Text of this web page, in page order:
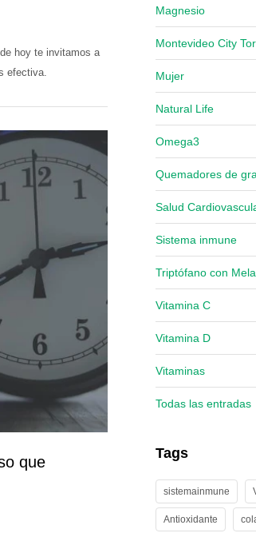
hoy te invitamos a
efectiva.
que
Magnesio
Montevideo City
Mujer
Natural Life
Omega3
Quemadores de
Salud
Sistema inmune
Triptófano con
Vitamina C
Vitamina D
Vitaminas
Todas las entradas
Tags
sistemainmune
Antioxidante